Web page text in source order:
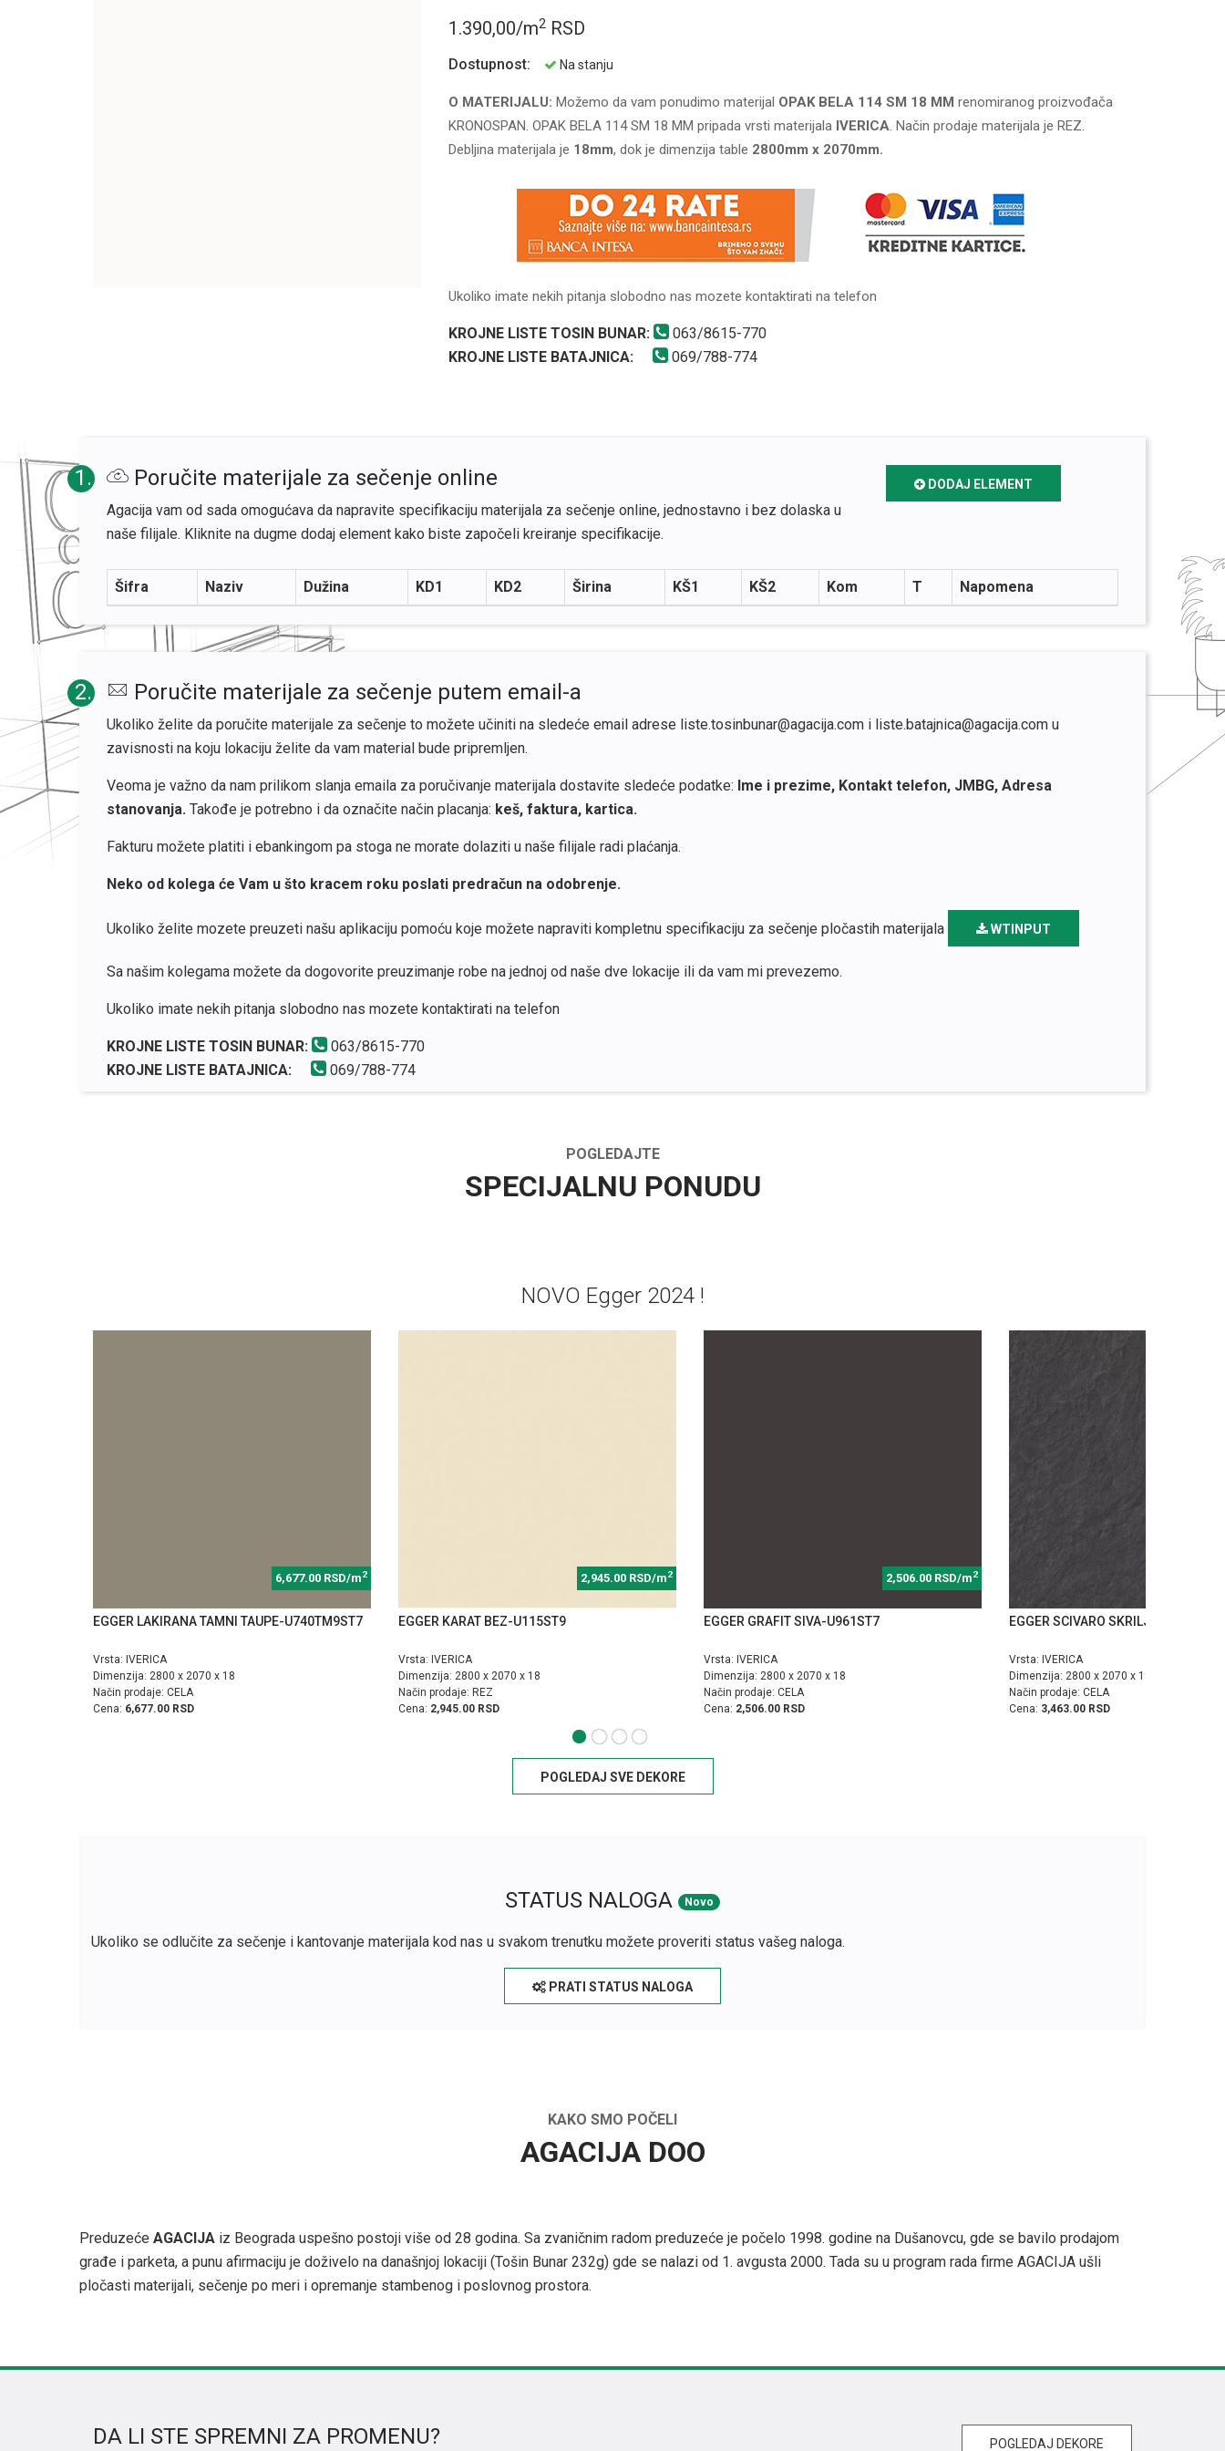
1.390,00/m2 RSD
Dostupnost: Na stanju
O MATERIJALU: Možemo da vam ponudimo materijal OPAK BELA 114 SM 18 MM renomiranog proizvođača
KRONOSPAN. OPAK BELA 114 SM 18 MM pripada vrsti materijala IVERICA. Način prodaje materijala je REZ.
Debljina materijala je 18mm, dok je dimenzija table 2800mm x 2070mm.
Ukoliko imate nekih pitanja slobodno nas mozete kontaktirati na telefon
KROJNE LISTE TOSIN BUNAR:
063/8615-770
KROJNE LISTE BATAJNICA:
069/788-774
1. Poručite materijale za sečenje online
Agacija vam od sada omogućava da napravite specifikaciju materijala za sečenje online, jednostavno i bez dolaska u
naše filijale. Kliknite na dugme dodaj element kako biste započeli kreiranje specifikacije.
DODAJ ELEMENT
Šifra Naziv Dužina KD1 KD2 Širina KŠ1 KŠ2 Kom T Napomena
2. Poručite materijale za sečenje putem email-a
Ukoliko želite da poručite materijale za sečenje to možete učiniti na sledeće email adrese liste.tosinbunar@agacija.com i liste.batajnica@agacija.com u
zavisnosti na koju lokaciju želite da vam material bude pripremljen.
Veoma je važno da nam prilikom slanja emaila za poručivanje materijala dostavite sledeće podatke: Ime i prezime, Kontakt telefon, JMBG, Adresa
stanovanja. Takođe je potrebno i da označite način placanja: keš, faktura, kartica.
Fakturu možete platiti i ebankingom pa stoga ne morate dolaziti u naše filijale radi plaćanja.
Neko od kolega će Vam u što kracem roku poslati predračun na odobrenje.
Ukoliko želite mozete preuzeti našu aplikaciju pomoću koje možete napraviti kompletnu specifikaciju za sečenje pločastih materijala WTINPUT
Sa našim kolegama možete da dogovorite preuzimanje robe na jednoj od naše dve lokacije ili da vam mi prevezemo.
Ukoliko imate nekih pitanja slobodno nas mozete kontaktirati na telefon
KROJNE LISTE TOSIN BUNAR:
063/8615-770
KROJNE LISTE BATAJNICA:
069/788-774
POGLEDAJTE
SPECIJALNU PONUDU
NOVO Egger 2024 !
6,677.00 RSD/m2
EGGER LAKIRANA TAMNI TAUPE-U740TM9ST7
Vrsta: IVERICA
Dimenzija: 2800 x 2070 x 18
Način prodaje: CELA
Cena: 6,677.00 RSD
2,945.00 RSD/m2
EGGER KARAT BEZ-U115ST9
Vrsta: IVERICA
Dimenzija: 2800 x 2070 x 18
Način prodaje: REZ
Cena: 2,945.00 RSD
2,506.00 RSD/m2
EGGER GRAFIT SIVA-U961ST7
Vrsta: IVERICA
Dimenzija: 2800 x 2070 x 18
Način prodaje: CELA
Cena: 2,506.00 RSD
EGGER SCIVARO SKRILJAC-
Vrsta: IVERICA
Dimenzija: 2800 x 2070 x 18
Način prodaje: CELA
Cena: 3,463.00 RSD
POGLEDAJ SVE DEKORE
STATUS NALOGA Novo
Ukoliko se odlučite za sečenje i kantovanje materijala kod nas u svakom trenutku možete proveriti status vašeg naloga.
PRATI STATUS NALOGA
KAKO SMO POČELI
AGACIJA DOO
Preduzeće AGACIJA iz Beograda uspešno postoji više od 28 godina. Sa zvaničnim radom preduzeće je počelo 1998. godine na Dušanovcu, gde se bavilo prodajom
građe i parketa, a punu afirmaciju je doživelo na današnjoj lokaciji (Tošin Bunar 232g) gde se nalazi od 1. avgusta 2000. Tada su u program rada firme AGACIJA ušli
pločasti materijali, sečenje po meri i opremanje stambenog i poslovnog prostora.
DA LI STE SPREMNI ZA PROMENU? POGLEDAJ DEKORE